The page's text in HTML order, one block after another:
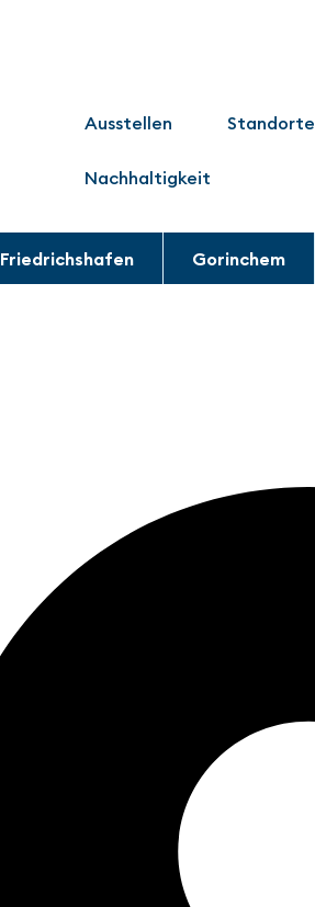
Ausstellen Standorte
Nachhaltigkeit
Friedrichshafen Gorinchem